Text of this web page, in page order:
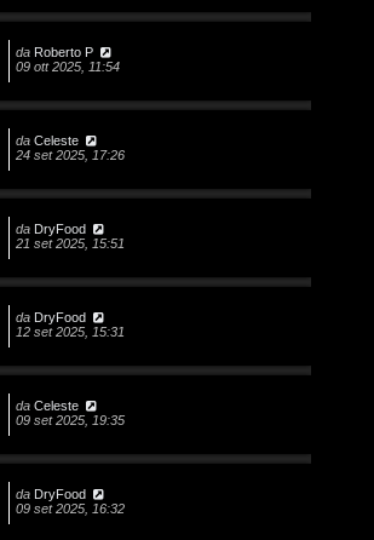
da Roberto P
09 ott 2025, 11:54
da Celeste
24 set 2025, 17:26
da DryFood
21 set 2025, 15:51
da DryFood
12 set 2025, 15:31
da Celeste
09 set 2025, 19:35
da DryFood
09 set 2025, 16:32